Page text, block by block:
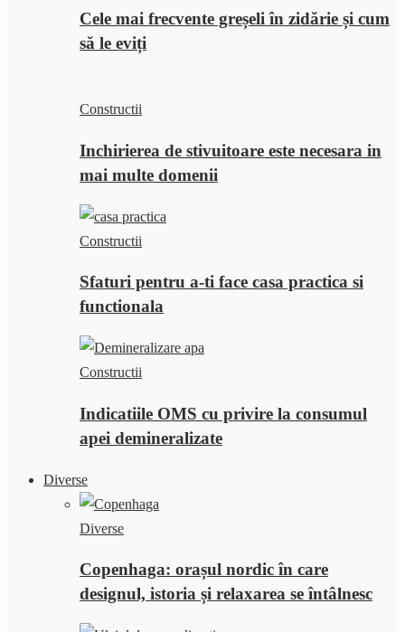
Cele mai frecvente greșeli în zidărie și cum
să le eviți
Constructii
Inchirierea de stivuitoare este necesara in
mai multe domenii
Constructii
Sfaturi pentru a-ti face casa practica si
functionala
Constructii
Indicatiile OMS cu privire la consumul
apei demineralizate
Diverse
Diverse
Copenhaga: orașul nordic în care
designul, istoria și relaxarea se întâlnesc